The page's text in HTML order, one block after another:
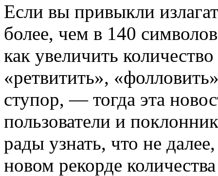
Если вы привыкли
более, чем в 140
как увеличить
«ретвитить»,
ступор, — тогда эта
пользователи и
рады узнать, что не
новом рекорде